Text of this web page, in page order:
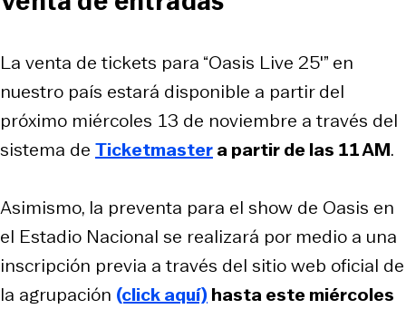
La venta de tickets para “Oasis Live 25′” en
nuestro país estará disponible a partir del
próximo miércoles 13 de noviembre a través del
sistema de Ticketmastera partir de las 11 AM.
Asimismo, la preventa para el show de Oasis en
el Estadio Nacional se realizará por medio a una
inscripción previa a través del sitio web oficial de
la agrupación (click aquí) hasta este miércoles